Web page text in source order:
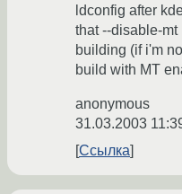
ldconfig after
that --disable-
building (if i'm
build with MT
anonymous
31.03.2003
Ссылка